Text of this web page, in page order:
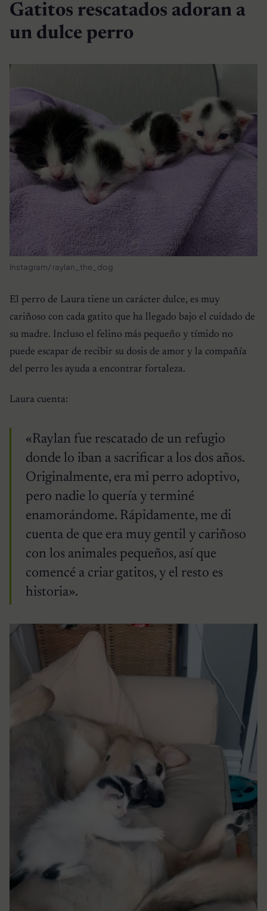
Gatitos rescatados adoran a
un dulce perro
Instagram/ raylan_the_dog
El perro de Laura tiene un carácter dulce, es muy
cariñoso con cada gatito que ha llegado bajo el cuidado de
su madre. Incluso el felino más pequeño y tímido no
puede escapar de recibir su dosis de amor y la compañía
del perro les ayuda a encontrar fortaleza.
Laura cuenta:
«Raylan fue rescatado de un refugio
donde lo iban a sacrificar a los dos años.
Originalmente, era mi perro adoptivo,
pero nadie lo quería y terminé
enamorándome. Rápidamente, me di
cuenta de que era muy gentil y cariñoso
con los animales pequeños, así que
comencé a criar gatitos, y el resto es
historia».